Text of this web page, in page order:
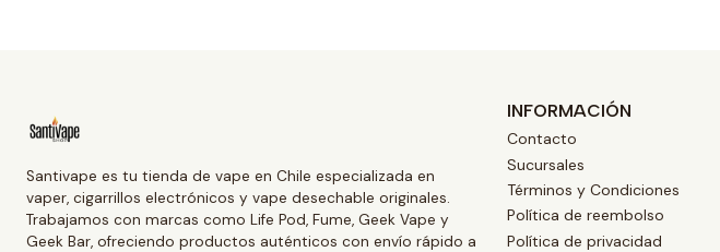
Santivape es tu tienda de vape en Chile especializada en
vaper, cigarrillos electrónicos y vape desechable originales.
Trabajamos con marcas como Life Pod, Fume, Geek Vape y
Geek Bar, ofreciendo productos auténticos con envío rápido a
INFORMACIÓN
Contacto
Sucursales
Términos y Condiciones
Política de reembolso
Política de privacidad